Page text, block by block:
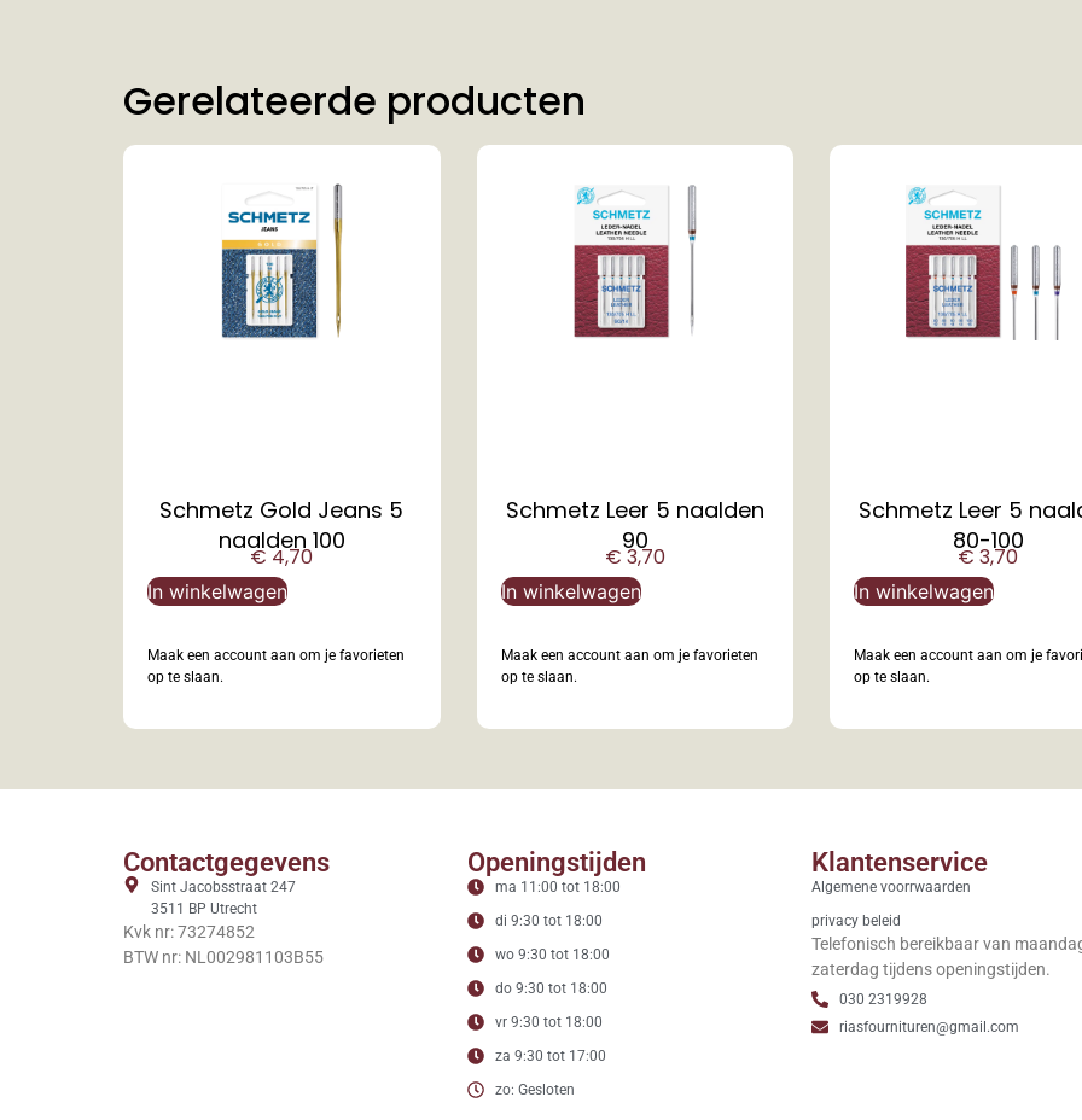
Gerelateerde producten
Schmetz Gold Jeans 5
naalden 100
€4,70
In winkelwagen
Maak een account aan om je favorieten
op te slaan.
Schmetz Leer 5 naalden
90
€3,70
In winkelwagen
Maak een account aan om je favorieten
op te slaan.
Schmetz Leer 5
80-100
€3,70
In winkelwagen
Maak een account aan om je
op te slaan.
Contactgegevens
Sint Jacobsstraat 247
3511 BP Utrecht
Kvk nr: 73274852
BTW nr: NL002981103B55
Openingstijden
ma 11:00 tot 18:00
di 9:30 tot 18:00
wo 9:30 tot 18:00
do 9:30 tot 18:00
vr 9:30 tot 18:00
za 9:30 tot 17:00
zo: Gesloten
Klantenservice
Algemene voorrwaarden
privacy beleid
Telefonisch bereikbaar van
zaterdag tijdens openingstijden.
030 2319928
riasfournituren@gmail.com